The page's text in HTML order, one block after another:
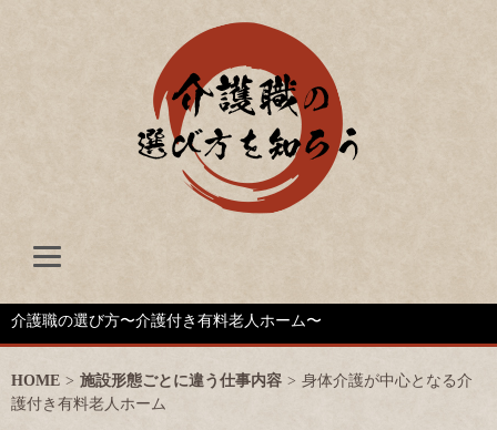
介護職の選び方〜介護付き有料老人ホーム〜
HOME > 施設形態ごとに違う仕事内容 > 身体介護が中心となる介
護付き有料老人ホーム